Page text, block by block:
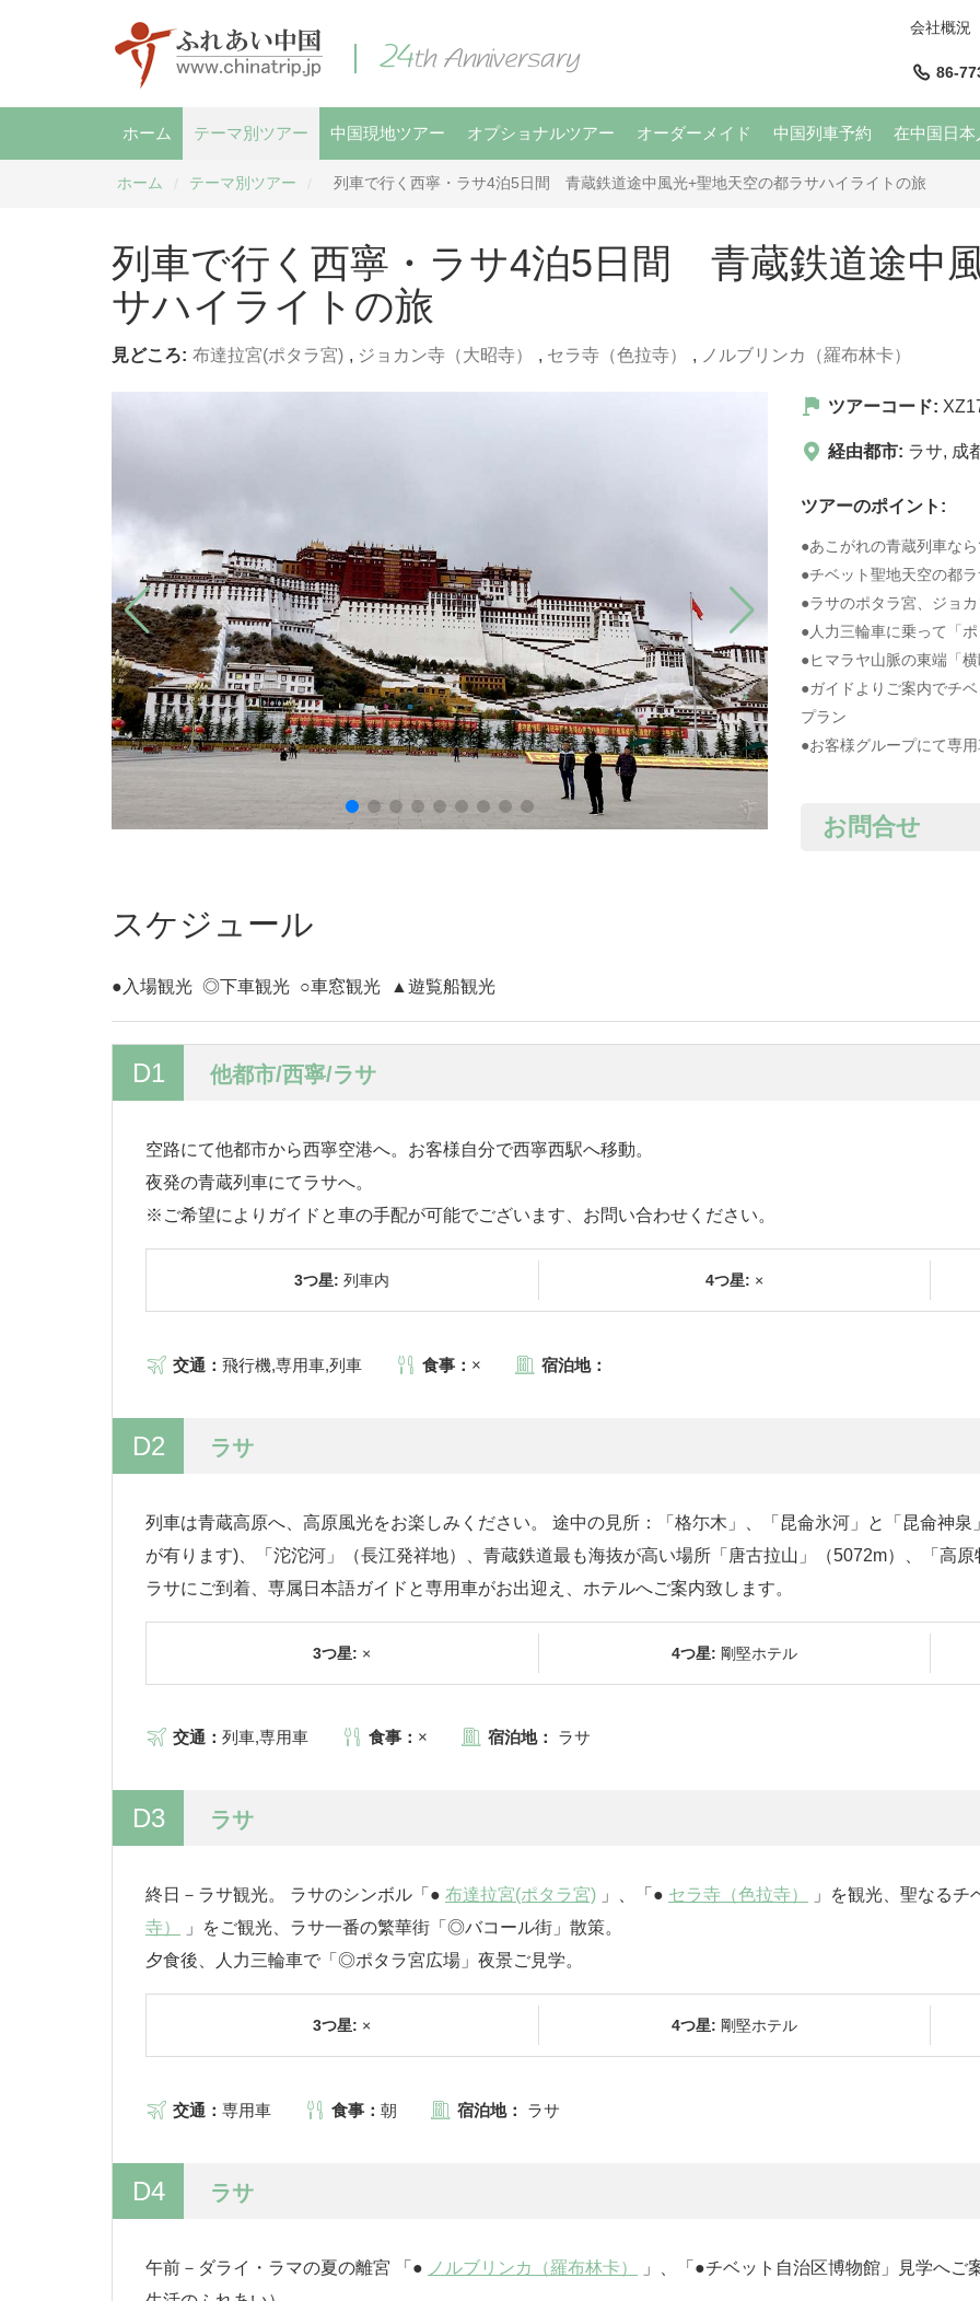
会社概況
86-
ホーム テーマ別ツアー 中国現地ツアー オプショナルツアー オーダーメイド 中国列車予約 在中国日本
ホーム テーマ別ツアー 列車で行く西寧・ラサ4泊5日間 青蔵鉄道途中風光+聖地天空の都ラサハイライトの旅
列車で行く西寧・ラサ4泊5日間 青蔵鉄道途中
サハイライトの旅
見どころ: 布達拉宮(ポタラ宮) , ジョカン寺（大昭寺） , セラ寺（色拉寺） , ノルブリンカ（羅布林卡）
ツアーコード:
経由都市: ラサ, 成
ツアーのポイント:
●あこがれの青蔵列車な
●チベット聖地天空の都
●ラサのポタラ宮、ジョ
●人力三輪車に乗って「
●ヒマラヤ山脈の東端「
●ガイドよりご案内でチ
プラン
●お客様グループにて専
お問合せ
スケジュール
●入場観光 ◎下車観光 ○車窓観光 ▲遊覧船観光
D1 他都市/西寧/ラサ
空路にて他都市から西寧空港へ。お客様自分で西寧西駅へ移動。
夜発の青蔵列車にてラサへ。
※ご希望によりガイドと車の手配が可能でございます、お問い合わせください。
3つ星: 列車内 4つ星: ×
交通： 飛行機,専用車,列車 食事： × 宿泊地：
D2 ラサ
列車は青蔵高原へ、高原風光をお楽しみください。 途中の見所：「格尓木」、「昆侖氷河」と「昆侖神
が有ります)、「沱沱河」（長江発祥地）、青蔵鉄道最も海抜が高い場所「唐古拉山」（5072m）、「高原
ラサにご到着、専属日本語ガイドと専用車がお出迎え、ホテルへご案内致します。
3つ星: × 4つ星: 剛堅ホテル
交通： 列車,専用車 食事： × 宿泊地： ラサ
D3 ラサ
終日－ラサ観光。 ラサのシンボル「● 布達拉宮(ポタラ宮) 」、「● セラ寺（色拉寺） 」を観光、聖なるチ
寺）
」をご観光、ラサ一番の繁華街「◎バコール街」散策。
夕食後、人力三輪車で「◎ポタラ宮広場」夜景ご見学。
3つ星: × 4つ星: 剛堅ホテル
交通： 専用車 食事： 朝 宿泊地： ラサ
D4 ラサ
午前－ダライ・ラマの夏の離宮 「● ノルブリンカ（羅布林卡）
」、「●チベット自治区博物館」見学へご